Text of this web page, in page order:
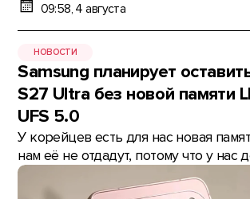
09:58, 4 августа
НОВОСТИ
Samsung планирует
S27 Ultra без новой памяти
UFS 5.0
У корейцев есть для нас новая
нам её не отдадут, потому что у нас